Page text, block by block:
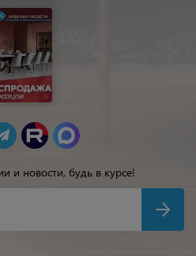
и новости, будь в курсе!